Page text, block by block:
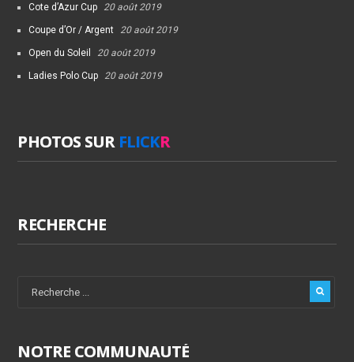
Cote d’Azur Cup 20 août 2019
Coupe d’Or / Argent 20 août 2019
Open du Soleil 20 août 2019
Ladies Polo Cup 20 août 2019
PHOTOS SUR FLICKR
RECHERCHE
NOTRE COMMUNAUTÉ